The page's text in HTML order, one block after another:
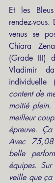
Et les
rendez-vous.
venus se
Chiara
(Grade III)
Vladimir
individuelle
content de
moitié plein.
meilleur
épreuve.
Avec
belle
équipes.
veille que